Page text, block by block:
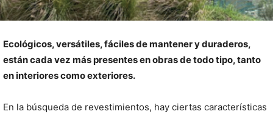
Ecológicos, versátiles, fáciles de mantener y duraderos,
están cada vez más presentes en obras de todo tipo, tanto
en interiores como exteriores.
En la búsqueda de revestimientos, hay ciertas características